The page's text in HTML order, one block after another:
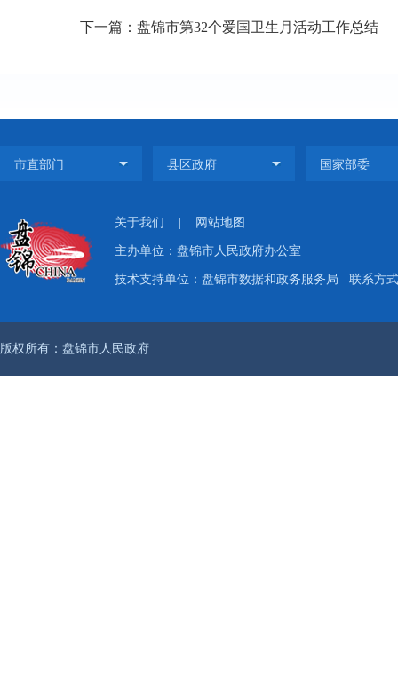
下一篇：盘锦市第32个爱国卫生月活动工作总结
关于我们 网站地图
主办单位：盘锦市人民政府办公室
技术支持单位：盘锦市数据和政务服务局 联系方
版权所有：盘锦市人民政府